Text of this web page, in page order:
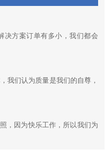
决方案订单有多小，我们都会
我们认为质量是我们的自尊，
，因为快乐工作，所以我们为